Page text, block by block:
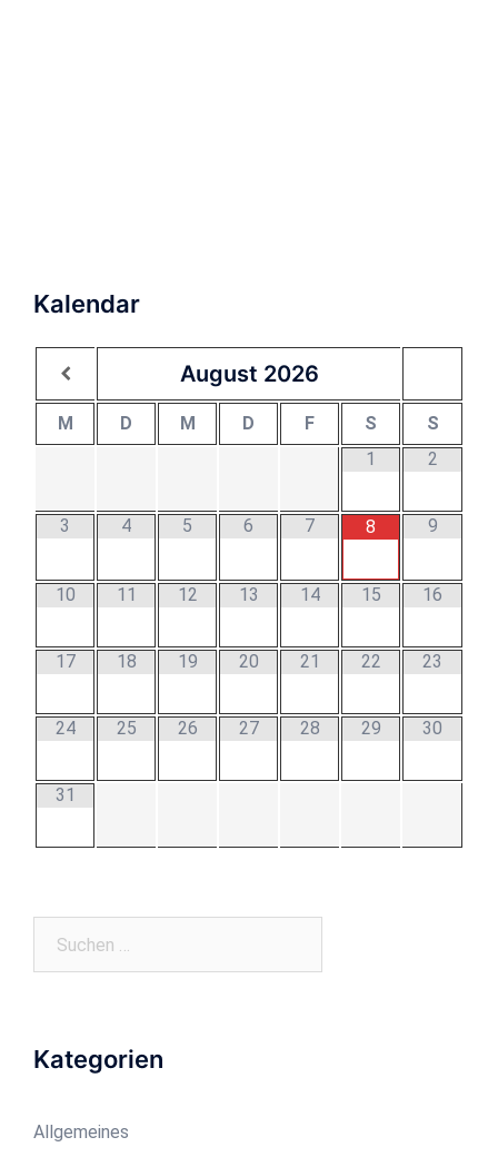
Kalendar
August 2026
M D M D F S
S
1
2
3 4 5 6 7 8 9
10 11 12 13 14 15 16
17 18 19 20 21 22 23
24 25 26 27 28 29 30
31
Kategorien
Allgemeines